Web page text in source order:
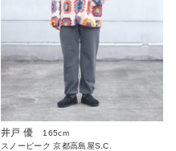
井戸 優
165cm
スノーピーク 京都高島屋S.C.